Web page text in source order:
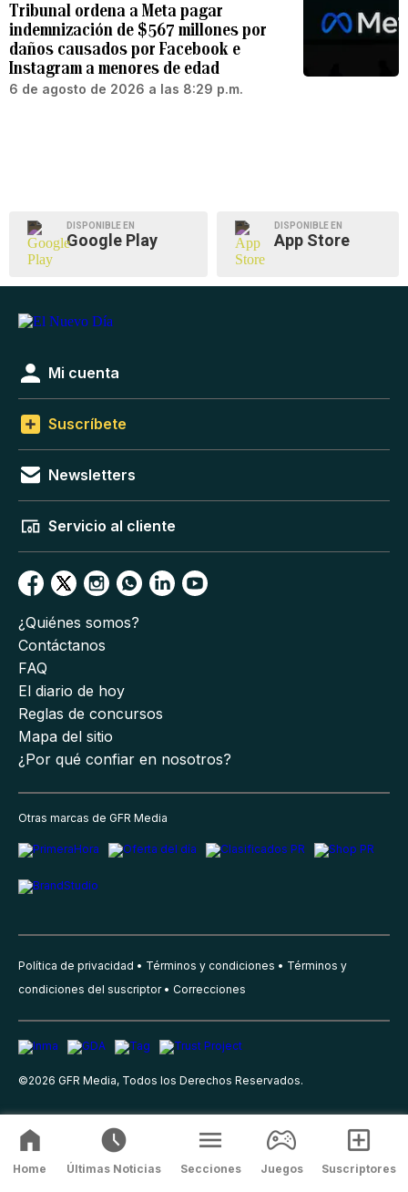
Tribunal ordena a Meta pagar
indemnización de $567 millones por
daños causados por Facebook e
Instagram a menores de edad
6 de agosto de 2026 a las 8:29 p.m.
DISPONIBLE EN
Google Play
DISPONIBLE EN
App Store
Mi cuenta
Suscríbete
Newsletters
Servicio al cliente
¿Quiénes somos?
Contáctanos
FAQ
El diario de hoy
Reglas de concursos
Mapa del sitio
¿Por qué confiar en nosotros?
Otras marcas de GFR Media
Política de privacidad Términos y condiciones
Términos y
condiciones del suscriptor
Correcciones
©2026 GFR Media, Todos los Derechos Reservados.
Home Últimas Noticias Secciones Juegos Suscriptores